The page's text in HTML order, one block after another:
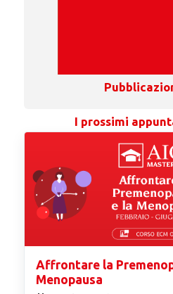
I prossimi
Affrontare la
Menopausa